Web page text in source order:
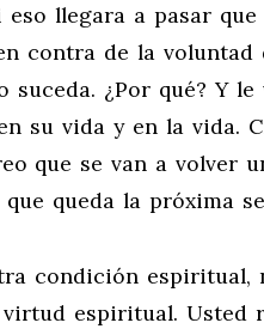
llegara a pasar que
contra de la voluntad
¿Por qué? Y
su vida y en la vida.
que se van a volver
queda la próxima
condición espiritual,
espiritual. Usted